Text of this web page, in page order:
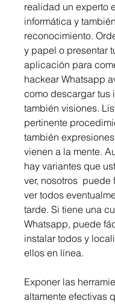
realidad un experto
informática y también
reconocimiento.
y papel o presentar
aplicación para
hackear Whatsapp
como descargar tus
también visiones.
pertinente
también
vienen a la mente.
hay variantes que
ver, nosotros  puede
ver todos
tarde. Si tiene una
Whatsapp, puede
instalar todos y
ellos en línea.
Exponer las
altamente efectivas